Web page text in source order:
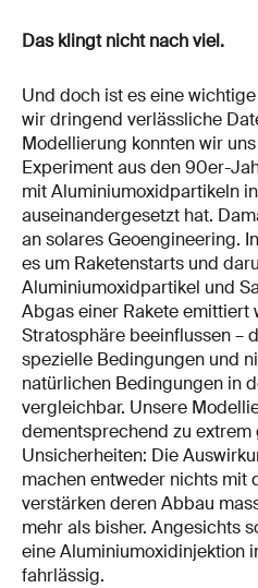
Das klingt nicht nach viel.
Und doch ist es eine
wir dringend verlässliche
Modellierung konnten wir
Experiment aus den 90er-
mit Aluminiumoxidpartikeln
auseinandergesetzt hat.
an solares Geoengineering.
es um Raketenstarts und
Aluminiumoxidpartikel und
Abgas einer Rakete emittiert
Stratosphäre beeinflussen –
spezielle Bedingungen und
natürlichen Bedingungen in
vergleichbar. Unsere
dementsprechend zu extrem
Unsicherheiten: Die
machen entweder nichts mit
verstärken deren Abbau
mehr als bisher. Angesichts
eine Aluminiumoxidinjektion
fahrlässig.